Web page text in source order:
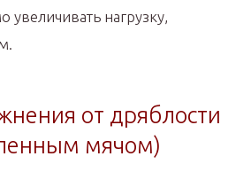
увеличивать нагрузку,
от дряблости
мячом)